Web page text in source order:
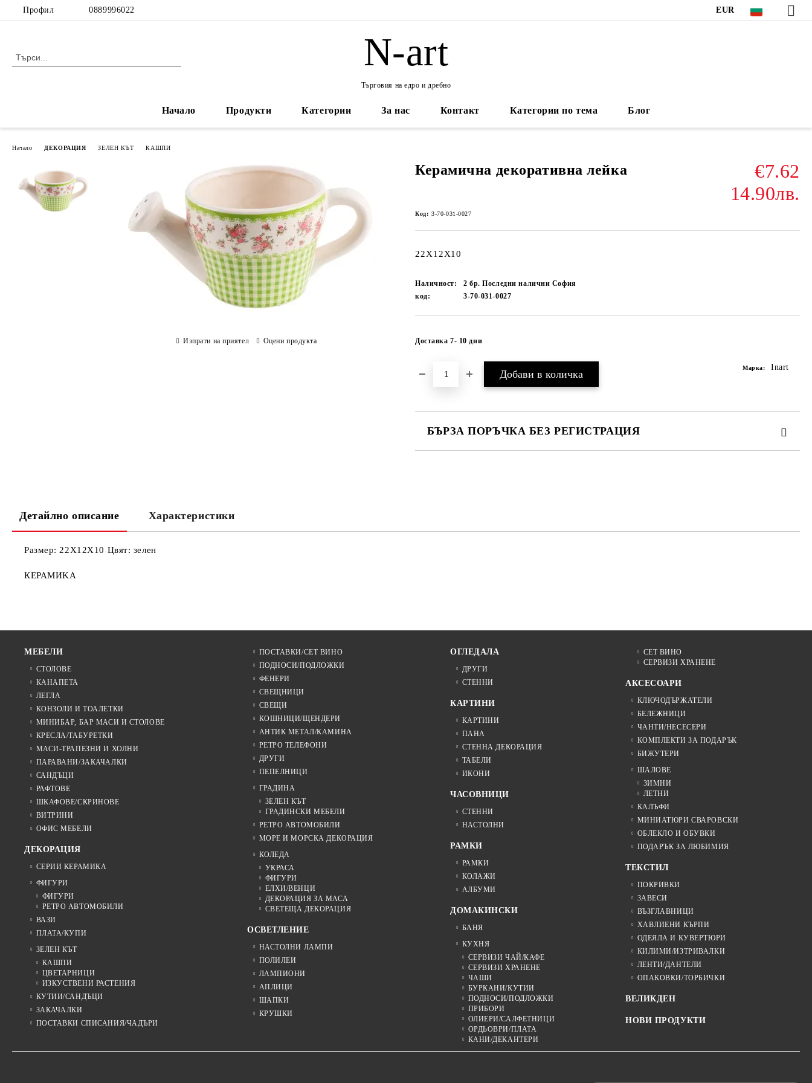
Профил 0889996022 EUR
N-art
Търговия на едро и дребно
Начало Продукти Категории За нас Контакт Категории по тема Блог
Начало ДЕКОРАЦИЯ ЗЕЛЕН КЪТ КАШПИ
Керамична декоративна лейка
€7.62
14.90лв.
Код: 3-70-031-0027
22Х12Х10
Наличност:
2 бр. Последни налични София
код:
3-70-031-0027
Доставка 7- 10 дни
Марка: Inart
БЪРЗА ПОРЪЧКА БЕЗ РЕГИСТРАЦИЯ
Изпрати на приятел Оцени продукта
Детайлно описание Характеристики
Размер: 22Х12Х10 Цвят: зелен
КЕРАМИKA
МЕБЕЛИ
СТОЛОВЕ
КАНАПЕТА
ЛЕГЛА
КОНЗОЛИ И ТОАЛЕТКИ
МИНИБАР, БАР МАСИ И СТОЛОВЕ
КРЕСЛА/ТАБУРЕТКИ
МАСИ-ТРАПЕЗНИ И ХОЛНИ
ПАРАВАНИ/ЗАКАЧАЛКИ
САНДЪЦИ
РАФТОВЕ
ШКАФОВЕ/СКРИНОВЕ
ВИТРИНИ
ОФИС МЕБЕЛИ
ДЕКОРАЦИЯ
СЕРИИ КЕРАМИКА
ФИГУРИ
ФИГУРИ
РЕТРО АВТОМОБИЛИ
ВАЗИ
ПЛАТА/КУПИ
ЗЕЛЕН КЪТ
КАШПИ
ЦВЕТАРНИЦИ
ИЗКУСТВЕНИ РАСТЕНИЯ
КУТИИ/САНДЪЦИ
ЗАКАЧАЛКИ
ПОСТАВКИ СПИСАНИЯ/ЧАДЪРИ
ПОСТАВКИ/СЕТ ВИНО
ПОДНОСИ/ПОДЛОЖКИ
ФЕНЕРИ
СВЕЩНИЦИ
СВЕЩИ
КОШНИЦИ/ЩЕНДЕРИ
АНТИК МЕТАЛ/КАМИНА
РЕТРО ТЕЛЕФОНИ
ДРУГИ
ПЕПЕЛНИЦИ
ГРАДИНА
ЗЕЛЕН КЪТ
ГРАДИНСКИ МЕБЕЛИ
РЕТРО АВТОМОБИЛИ
МОРЕ И МОРСКА ДЕКОРАЦИЯ
КОЛЕДА
УКРАСА
ФИГУРИ
ЕЛХИ/ВЕНЦИ
ДЕКОРАЦИЯ ЗА МАСА
СВЕТЕЩА ДЕКОРАЦИЯ
ОСВЕТЛЕНИЕ
НАСТОЛНИ ЛАМПИ
ПОЛИЛЕИ
ЛАМПИОНИ
АПЛИЦИ
ШАПКИ
КРУШКИ
ОГЛЕДАЛА
ДРУГИ
СТЕННИ
КАРТИНИ
КАРТИНИ
ПАНА
СТЕННА ДЕКОРАЦИЯ
ТАБЕЛИ
ИКОНИ
ЧАСОВНИЦИ
СТЕННИ
НАСТОЛНИ
РАМКИ
РАМКИ
КОЛАЖИ
АЛБУМИ
ДОМАКИНСКИ
БАНЯ
КУХНЯ
СЕРВИЗИ ЧАЙ/КАФЕ
СЕРВИЗИ ХРАНЕНЕ
ЧАШИ
БУРКАНИ/КУТИИ
ПОДНОСИ/ПОДЛОЖКИ
ПРИБОРИ
ОЛИЕРИ/САЛФЕТНИЦИ
ОРДЬОВРИ/ПЛАТА
КАНИ/ДЕКАНТЕРИ
СЕТ ВИНО
СЕРВИЗИ ХРАНЕНЕ
АКСЕСОАРИ
КЛЮЧОДЪРЖАТЕЛИ
БЕЛЕЖНИЦИ
ЧАНТИ/НЕСЕСЕРИ
КОМПЛЕКТИ ЗА ПОДАРЪК
БИЖУТЕРИ
ШАЛОВЕ
ЗИМНИ
ЛЕТНИ
КАЛЪФИ
МИНИАТЮРИ СВАРОВСКИ
ОБЛЕКЛО И ОБУВКИ
ПОДАРЪК ЗА ЛЮБИМИЯ
ТЕКСТИЛ
ПОКРИВКИ
ЗАВЕСИ
ВЪЗГЛАВНИЦИ
ХАВЛИЕНИ КЪРПИ
ОДЕЯЛА И КУВЕРТЮРИ
КИЛИМИ/ИЗТРИВАЛКИ
ЛЕНТИ/ДАНТЕЛИ
ОПАКОВКИ/ТОРБИЧКИ
ВЕЛИКДЕН
НОВИ ПРОДУКТИ